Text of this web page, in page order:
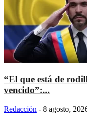
“El que está de
vencido”:...
Redacción - 8 agosto,